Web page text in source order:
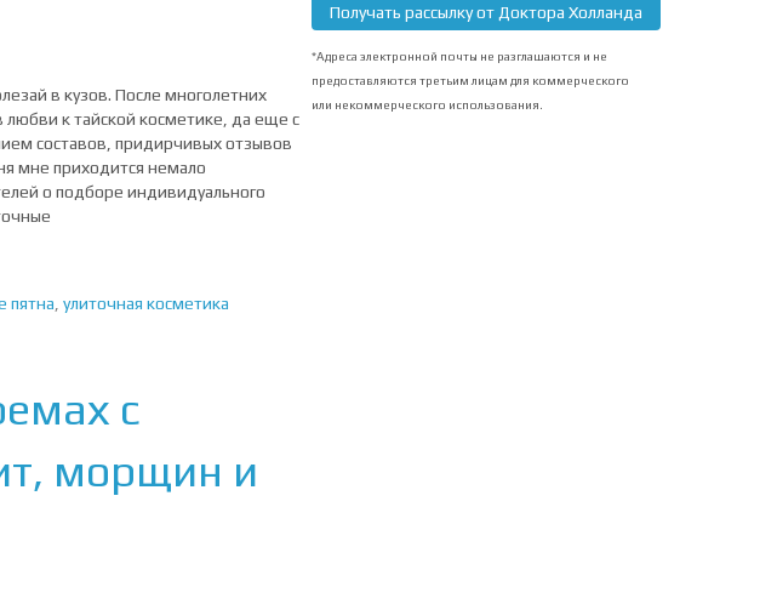
в кузов. После многолетних
любви к тайской косметике, да еще с
составов, придирчивых отзывов
мне приходится немало
о подборе индивидуального
пятна улиточная косметика
с
морщин и
Получать рассылку от Доктора Холланда
*Адреса электронной почты не разглашаются и не
предоставляются третьим лицам для коммерческого
или некоммерческого использования.